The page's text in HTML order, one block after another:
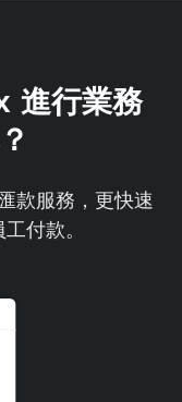
進行業務
款服務，更快速
付款。